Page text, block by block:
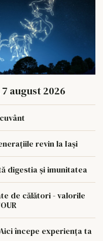
august 2026
revin la Iași
digestia și imunitatea
de călători - valorile
începe experiența ta